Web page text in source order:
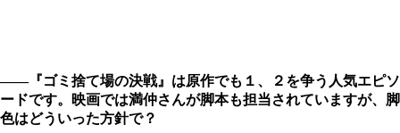
――『ゴミ捨て場の決戦』は原作でも１、２を争う人気エピソ
ードです。映画では満仲さんが脚本も担当されていますが、脚
色はどういった方針で？